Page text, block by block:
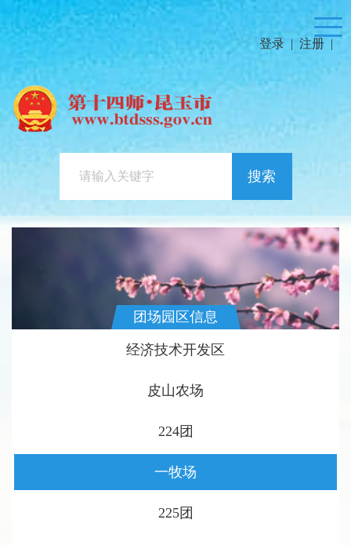
登录 | 注册 |
搜索
团场园区信息
经济技术开发区
皮山农场
224团
一牧场
225团